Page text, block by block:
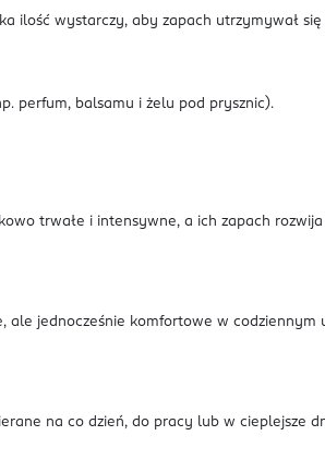
ilość wystarczy, aby zapach utrzymywał się
perfum, balsamu i żelu pod prysznic).
trwałe i intensywne, a ich zapach
jednocześnie komfortowe w codziennym
na co dzień, do pracy lub w cieplejsze